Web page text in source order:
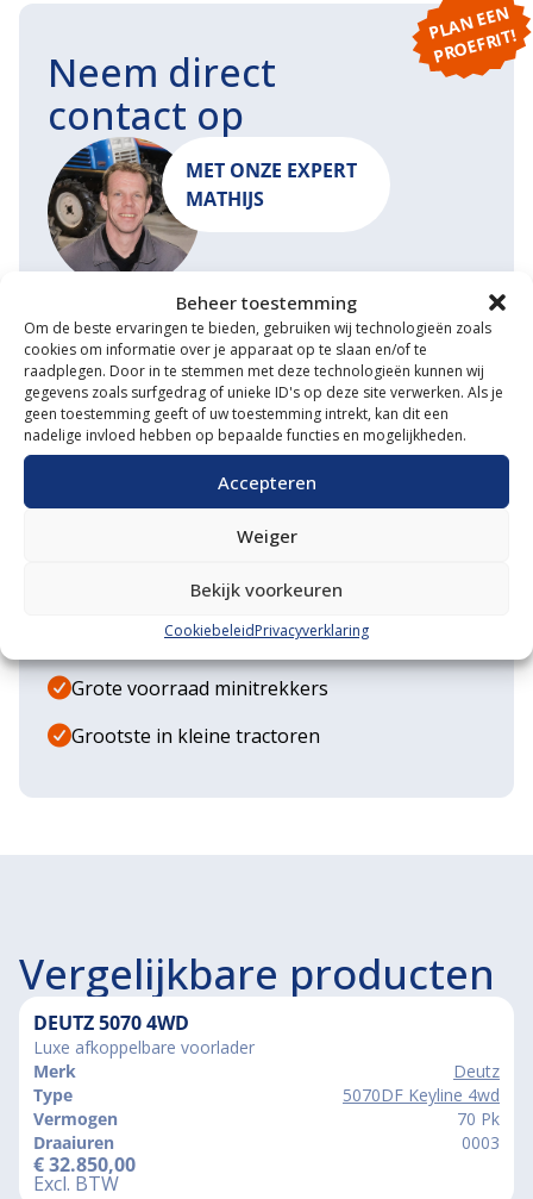
Beheer toestemming
Om de beste ervaringen te bieden, gebruiken wij technologieën zoals
cookies om informatie over je apparaat op te slaan en/of te
raadplegen. Door in te stemmen met deze technologieën kunnen wij
gegevens zoals surfgedrag of unieke ID's op deze site verwerken. Als je
geen toestemming geeft of uw toestemming intrekt, kan dit een
nadelige invloed hebben op bepaalde functies en mogelijkheden.
Accepteren
Weiger
Bekijk voorkeuren
CookiebeleidPrivacyverklaring
P
L
A
N
E
E
N
P
R
O
E
F
RI
T!
Neem direct
contact op
MET ONZE EXPERT
MATHIJS
START EEN GESPREK MAIL ONS
Waarom VM Service
Uitgebreide showroom
Eigen transportservice
Gespecialiseerde werkplaats
Diverse aanbouwwerktuigen
Grote voorraad minitrekkers
Grootste in kleine tractoren
Vergelijkbare producten
DEUTZ 5070 4WD
Luxe afkoppelbare voorlader
Merk
Deutz
Type
5070DF Keyline 4wd
Vermogen
70 Pk
Draaiuren
0003
€32.850,00
Excl. BTW